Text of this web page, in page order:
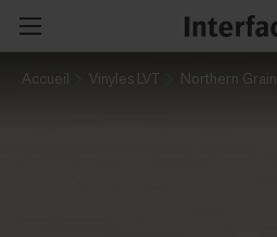
Accueil Vinyles LVT Northern Grain